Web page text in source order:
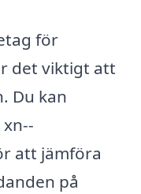
för
det viktigt att
Du kan
att jämföra
på